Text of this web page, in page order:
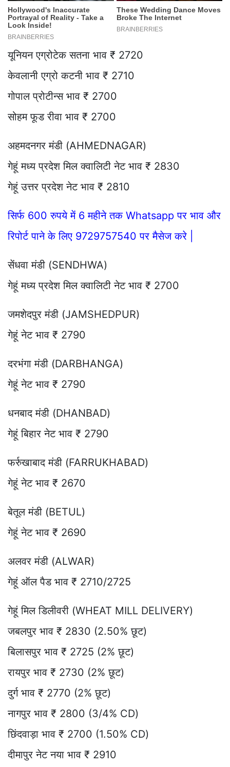
यूनियन एग्रोटेक सतना भाव ₹ 2720
केवलानी एग्रो कटनी भाव ₹ 2710
गोपाल प्रोटीन्स भाव ₹ 2700
सोहम फूड रीवा भाव ₹ 2700
अहमदनगर मंडी (AHMEDNAGAR)
गेहूं मध्य प्रदेश मिल क्वालिटी नेट भाव ₹ 2830
गेहूं उत्तर प्रदेश नेट भाव ₹ 2810
सिर्फ 600 रुपये में 6 महीने तक Whatsapp पर भाव और
रिपोर्ट पाने के लिए 9729757540 पर मैसेज करे |
सेंधवा मंडी (SENDHWA)
गेहूं मध्य प्रदेश मिल क्वालिटी नेट भाव ₹ 2700
जमशेदपुर मंडी (JAMSHEDPUR)
गेहूं नेट भाव ₹ 2790
दरभंगा मंडी (DARBHANGA)
गेहूं नेट भाव ₹ 2790
धनबाद मंडी (DHANBAD)
गेहूं बिहार नेट भाव ₹ 2790
फर्रुखाबाद मंडी (FARRUKHABAD)
गेहूं नेट भाव ₹ 2670
बेतूल मंडी (BETUL)
गेहूं नेट भाव ₹ 2690
अलवर मंडी (ALWAR)
गेहूं ऑल पैड भाव ₹ 2710/2725
गेहूं मिल डिलीवरी (WHEAT MILL DELIVERY)
जबलपुर भाव ₹ 2830 (2.50% छूट)
बिलासपुर भाव ₹ 2725 (2% छूट)
रायपुर भाव ₹ 2730 (2% छूट)
दुर्ग भाव ₹ 2770 (2% छूट)
नागपुर भाव ₹ 2800 (3/4% CD)
छिंदवाड़ा भाव ₹ 2700 (1.50% CD)
दीमापुर नेट नया भाव ₹ 2910